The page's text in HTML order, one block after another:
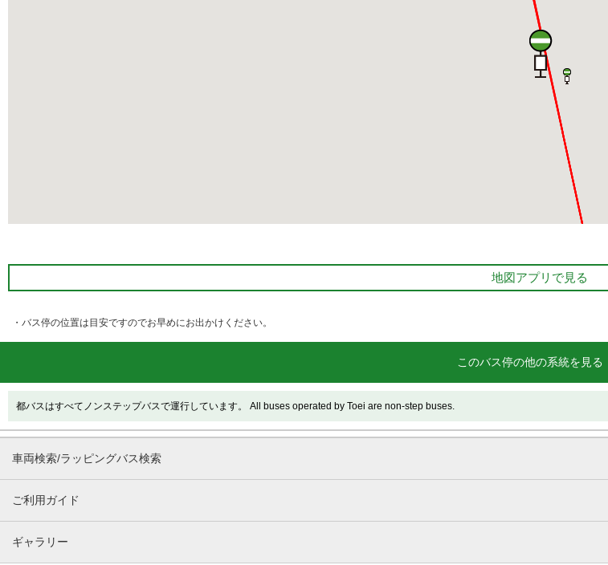
地図アプリで見る
・バス停の位置は目安ですのでお早めにお出かけください。
このバス停の他の系統を見る
都バスはすべてノンステップバスで運行しています。 All buses operated by Toei are non-step buses.
車両検索/ラッピングバス検索
ご利用ガイド
ギャラリー